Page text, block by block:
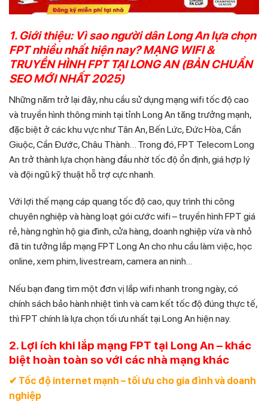
1. Giới thiệu: Vì sao người dân Long An lựa chọn
FPT nhiều nhất hiện nay? MẠNG WIFI &
TRUYỀN HÌNH FPT TẠI LONG AN (BẢN CHUẨN
SEO MỚI NHẤT 2025)
Những năm trở lại đây, nhu cầu sử dụng mạng wifi tốc độ cao
và truyền hình thông minh tại tỉnh Long An tăng trưởng mạnh,
đặc biệt ở các khu vực như Tân An, Bến Lức, Đức Hòa, Cần
Giuộc, Cần Đước, Châu Thành… Trong đó, FPT Telecom Long
An trở thành lựa chọn hàng đầu nhờ tốc độ ổn định, giá hợp lý
và đội ngũ kỹ thuật hỗ trợ cực nhanh.
Với lợi thế mạng cáp quang tốc độ cao, quy trình thi công
chuyên nghiệp và hàng loạt gói cước wifi – truyền hình FPT giá
rẻ, hàng nghìn hộ gia đình, cửa hàng, doanh nghiệp vừa và nhỏ
đã tin tưởng lắp mạng FPT Long An cho nhu cầu làm việc, học
online, xem phim, livestream, camera an ninh…
Nếu bạn đang tìm một đơn vị lắp wifi nhanh trong ngày, có
chính sách bảo hành nhiệt tình và cam kết tốc độ đúng thực tế,
thì FPT chính là lựa chọn tối ưu nhất tại Long An hiện nay.
2. Lợi ích khi lắp mạng FPT tại Long An – khác
biệt hoàn toàn so với các nhà mạng khác
✔ Tốc độ internet mạnh – tối ưu cho gia đình và doanh
nghiệp